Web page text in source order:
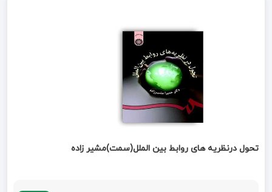
تحول درنظریه های روابط بین الملل(سمت)مشیر زاده